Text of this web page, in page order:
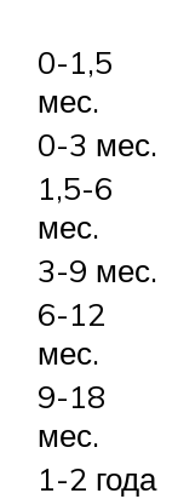
0-1,5
мес.
0-3 мес.
1,5-6
мес.
3-9 мес.
6-12
мес.
9-18
мес.
1-2 года